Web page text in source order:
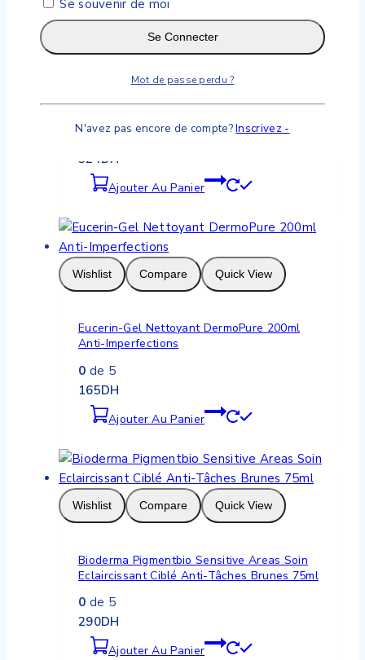
Wishlist Compare Quick View
de 5
324DH
Ajouter Au Panier
Wishlist Compare Quick View
Eucerin-Gel Nettoyant DermoPure 200ml
Anti-Imperfections
0 de 5
165DH
Ajouter Au Panier
Wishlist Compare Quick View
Bioderma Pigmentbio Sensitive Areas Soin
Eclaircissant Ciblé Anti-Tâches Brunes 75ml
0 de 5
290DH
Ajouter Au Panier
Se souvenir de moi
Se Connecter
Mot de passe perdu ?
N'avez pas encore de compte?Inscrivez -